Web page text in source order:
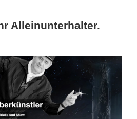
Alleinunterhalter.